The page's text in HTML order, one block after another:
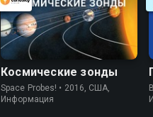
Космические зонды
Space Probes! • 2016, США,
Информация